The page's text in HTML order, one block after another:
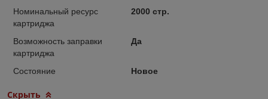
Номинальный ресурс
картриджа
2000 стр.
Возможность заправки
картриджа
Да
Состояние Новое
Скрыть